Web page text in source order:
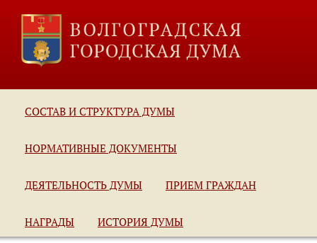
СОСТАВ И СТРУКТУРА ДУМЫ
НОРМАТИВНЫЕ ДОКУМЕНТЫ
ДЕЯТЕЛЬНОСТЬ ДУМЫ ПРИЕМ ГРАЖДАН
НАГРАДЫ ИСТОРИЯ ДУМЫ